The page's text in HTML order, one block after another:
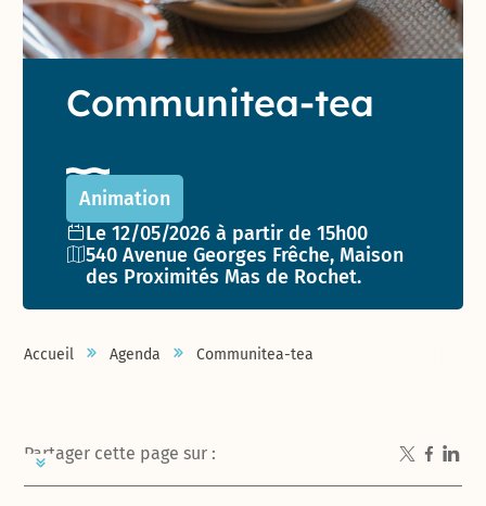
Communitea-tea
Animation
Date de l'événement :
Le 12/05/2026 à partir de 15h00
Lieu :
540 Avenue Georges Frêche, Maison
des Proximités Mas de Rochet.
Accueil Agenda Communitea-tea
Partager cette page sur :